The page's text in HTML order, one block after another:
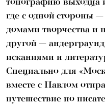
где с одной стороны
домами творчества и
другой —
исканиями и
Специально для
вместе с Павлом
путешествие по